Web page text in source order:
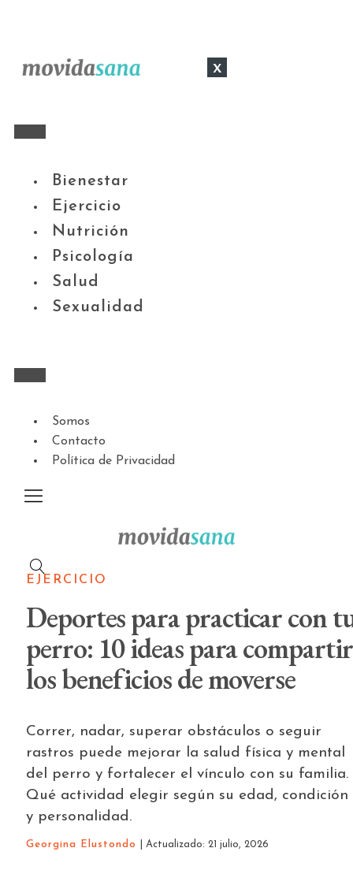
x
Bienestar
Ejercicio
Nutrición
Psicología
Salud
Sexualidad
Somos
Contacto
Política de Privacidad
EJERCICIO
Deportes para practicar con
perro: 10 ideas para compartir
los beneficios de moverse
Correr, nadar, superar obstáculos o seguir
rastros puede mejorar la salud física y mental
del perro y fortalecer el vínculo con su familia.
Qué actividad elegir según su edad, condición
y personalidad.
Georgina Elustondo | Actualizado: 21 julio, 2026